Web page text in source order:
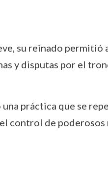
su reinado permitió
y disputas por el
una práctica que se
control de poderosos